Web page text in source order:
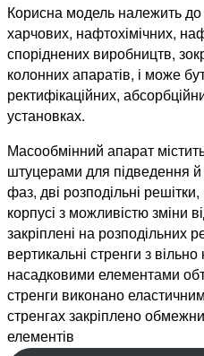
Корисна модель належить до
харчових, нафтохімічних,
споріднених виробництв,
колонних апаратів, і може
ректифікаційних,
установках.
Масообмінний апарат
штуцерами для підведення й
фаз, дві розподільні
корпусі з можливістю зміни
закріплені на розподільних
вертикальні стренги з
насадковими елементами
стренги виконано
стренгах закріплено
елементів